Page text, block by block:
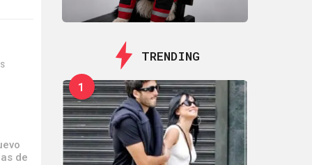
de
TRENDING
1